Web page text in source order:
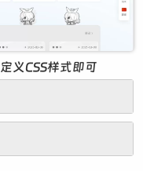
义CSS样式即可